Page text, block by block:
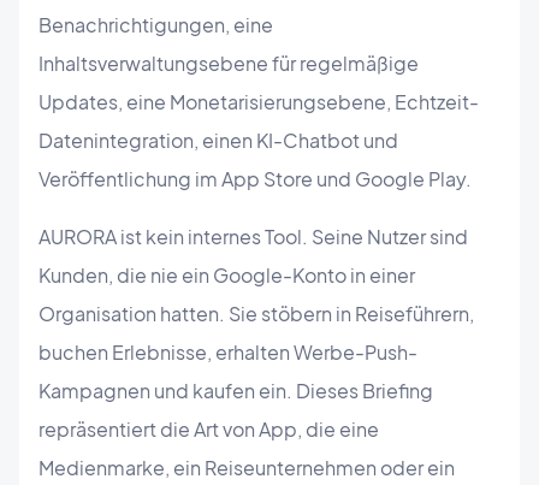
Benachrichtigungen, eine
Inhaltsverwaltungsebene für regelmäßige
Updates, eine Monetarisierungsebene, Echtzeit-
Datenintegration, einen KI-Chatbot und
Veröffentlichung im App Store und Google Play.
AURORA ist kein internes Tool. Seine Nutzer sind
Kunden, die nie ein Google-Konto in einer
Organisation hatten. Sie stöbern in Reiseführern,
buchen Erlebnisse, erhalten Werbe-Push-
Kampagnen und kaufen ein. Dieses Briefing
repräsentiert die Art von App, die eine
Medienmarke, ein Reiseunternehmen oder ein